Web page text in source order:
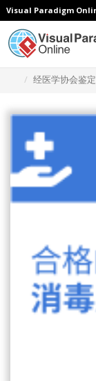
Visual Paradigm
经医学协会鉴